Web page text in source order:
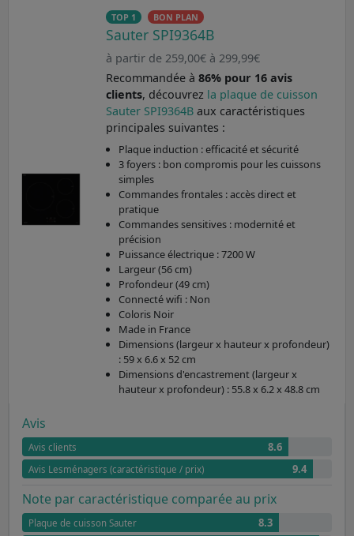
TOP 1 BON PLAN
Sauter SPI9364B
à partir de 259,00€ à 299,99€
Recommandée à 86% pour 16 avis
clients, découvrez la plaque de cuisson
Sauter SPI9364B aux caractéristiques
principales suivantes :
Plaque induction : efficacité et sécurité
3 foyers : bon compromis pour les cuissons
simples
Commandes frontales : accès direct et
pratique
Commandes sensitives : modernité et
précision
Puissance électrique : 7200 W
Largeur (56 cm)
Profondeur (49 cm)
Connecté wifi : Non
Coloris Noir
Made in France
Dimensions (largeur x hauteur x profondeur)
: 59 x 6.6 x 52 cm
Dimensions d'encastrement (largeur x
hauteur x profondeur) : 55.8 x 6.2 x 48.8 cm
Avis
Avis clients 8.6
Avis Lesménagers (caractéristique / prix) 9.4
Note par caractéristique comparée au prix
Plaque de cuisson Sauter 8.3